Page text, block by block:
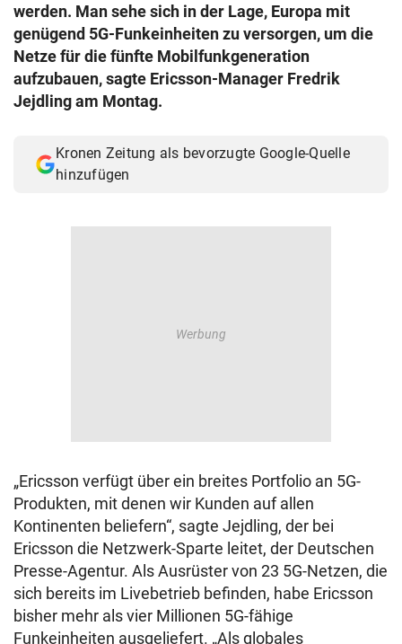
werden. Man sehe sich in der Lage, Europa mit
genügend 5G-Funkeinheiten zu versorgen, um die
Netze für die fünfte Mobilfunkgeneration
aufzubauen, sagte Ericsson-Manager Fredrik
Jejdling am Montag.
Kronen Zeitung als bevorzugte Google-Quelle
hinzufügen
„Ericsson verfügt über ein breites Portfolio an 5G-
Produkten, mit denen wir Kunden auf allen
Kontinenten beliefern“, sagte Jejdling, der bei
Ericsson die Netzwerk-Sparte leitet, der Deutschen
Presse-Agentur. Als Ausrüster von 23 5G-Netzen, die
sich bereits im Livebetrieb befinden, habe Ericsson
bisher mehr als vier Millionen 5G-fähige
Funkeinheiten ausgeliefert. „Als globales